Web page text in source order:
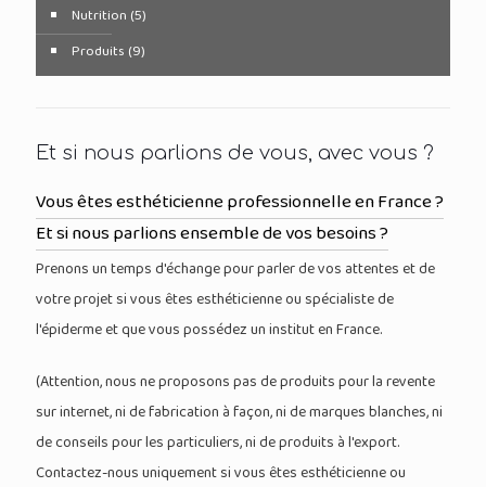
Nutrition (5)
Produits (9)
Et si nous parlions de vous, avec vous ?
Vous êtes esthéticienne professionnelle en France ?
Et si nous parlions ensemble de vos besoins ?
Prenons un temps d'échange pour parler de vos attentes et de
votre projet si vous êtes esthéticienne ou spécialiste de
l'épiderme et que vous possédez un institut en France.
(Attention, nous ne proposons pas de produits pour la revente
sur internet, ni de fabrication à façon, ni de marques blanches, ni
de conseils pour les particuliers, ni de produits à l'export.
Contactez-nous uniquement si vous êtes esthéticienne ou